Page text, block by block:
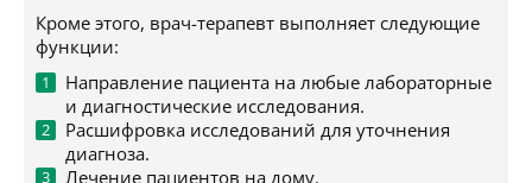
Кроме этого, врач-терапевт выполняет следующие
функции:
Направление пациента на любые лабораторные
и диагностические исследования.
Расшифровка исследований для уточнения
диагноза.
Лечение пациентов на дому.